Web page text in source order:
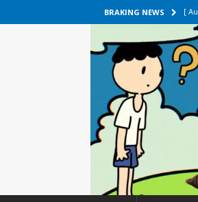
BRAKING NEWS [
[
အ
[
[
[